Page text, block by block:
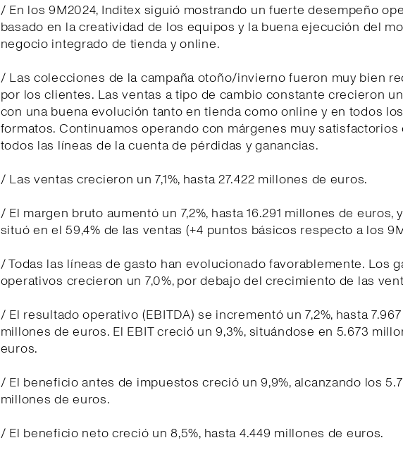
/ En los 9M2024, Inditex siguió mostrando un fuerte desempeño
basado en la creatividad de los equipos y la buena ejecución del
negocio integrado de tienda y online.
/ Las colecciones de la campaña otoño/invierno fueron muy bien
por los clientes. Las ventas a tipo de cambio constante crecieron un
con una buena evolución tanto en tienda como online y en todos los
formatos. Continuamos operando con márgenes muy satisfactorios
todos las líneas de la cuenta de pérdidas y ganancias.
/ Las ventas crecieron un 7,1%, hasta 27.422 millones de euros.
/ El margen bruto aumentó un 7,2%, hasta 16.291 millones de euros,
situó en el 59,4% de las ventas (+4 puntos básicos respecto a los
/ Todas las líneas de gasto han evolucionado favorablemente. Los
operativos crecieron un 7,0%, por debajo del crecimiento de las
/ El resultado operativo (EBITDA) se incrementó un 7,2%, hasta 7.967
millones de euros. El EBIT creció un 9,3%, situándose en 5.673
euros.
/ El beneficio antes de impuestos creció un 9,9%, alcanzando los
millones de euros.
/ El beneficio neto creció un 8,5%, hasta 4.449 millones de euros.